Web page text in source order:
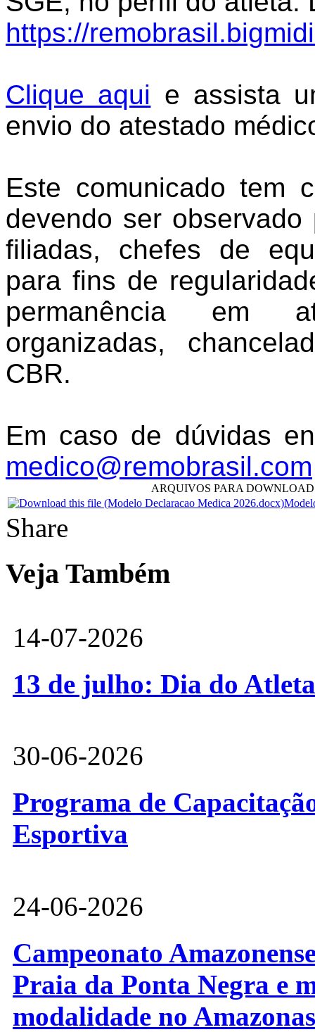
https://
Clique aqui e assista
envio do atestado
Este comunicado tem
devendo ser
filiadas, chefes de
para fins de
permanência em
organizadas,
CBR.
Em caso de dúvidas
medico@remobrasil.com
ARQUIVOS PARA DOWNLOAD
Share
Veja Também
14-07-2026
13 de julho: Dia do
30-06-2026
Programa de
Esportiva
24-06-2026
Campeonato
Praia da Ponta Negra e
modalidade no Amazonas